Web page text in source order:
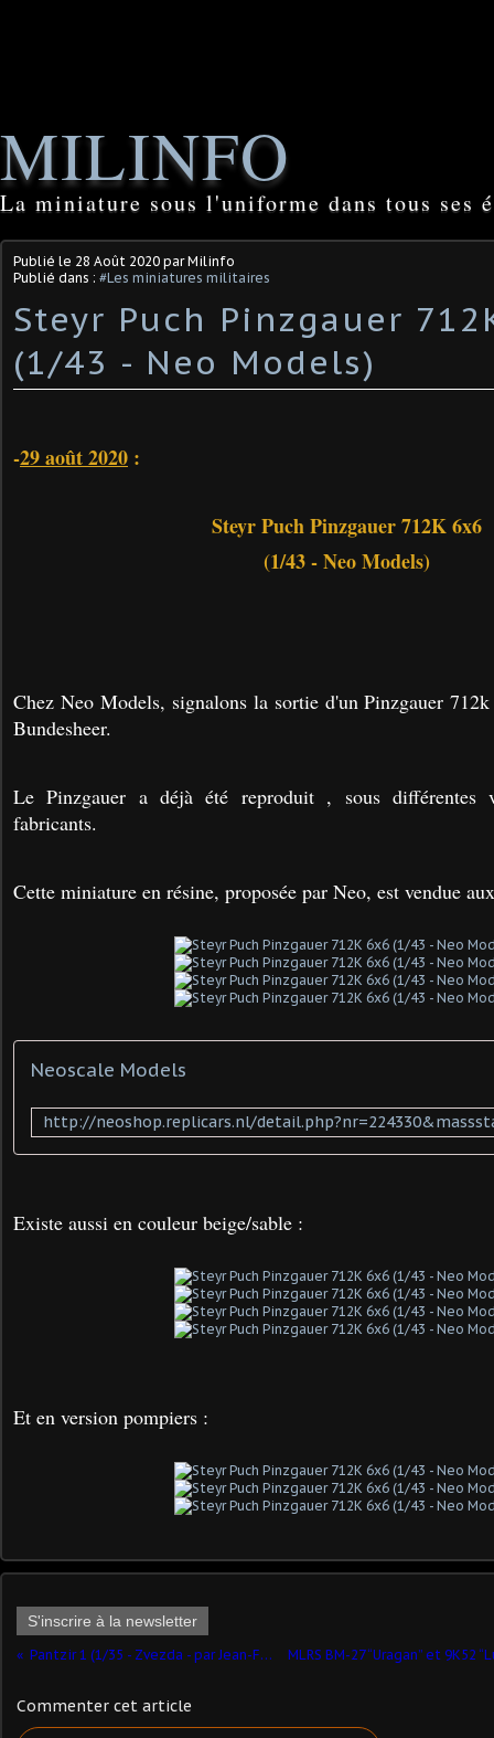
MILINFO
La miniature sous l'uniforme dans tous ses
Publié le 28 Août 2020 par Milinfo
Publié dans : #Les miniatures militaires
Steyr Puch Pinzgauer
(1/43 - Neo Models)
-29 août 2020 :
Steyr Puch Pinzgauer 712K 6x6
(1/43 - Neo Models)
Chez Neo Models, signalons la sortie d'un Pinzgauer
Bundesheer.
Le Pinzgauer a déjà été reproduit , sous différentes
fabricants.
Cette miniature en résine, proposée par Neo, est vendue
Neoscale Models
Existe aussi en couleur beige/sable :
Et en version pompiers :
S'inscrire à la newsletter
Pantzir 1 (1/35 - Zvezda - par Jean-François)
Commenter cet article